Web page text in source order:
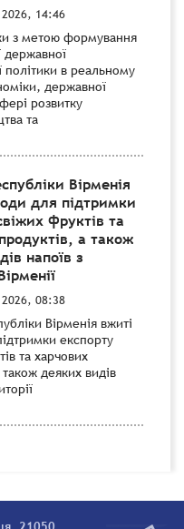
14:46
з метою формування
державної
політики в реальному
державної
розвитку
та
Вірменія
для підтримки
фруктів та
а також
напоїв з
08:38
Вірменія вжиті
експорту
та харчових
деяких видів